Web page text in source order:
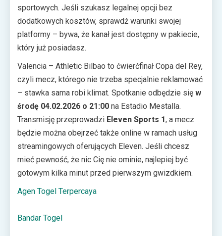
sportowych. Jeśli szukasz legalnej opcji bez
dodatkowych kosztów, sprawdź warunki swojej
platformy – bywa, że kanał jest dostępny w pakiecie,
który już posiadasz.
Valencia – Athletic Bilbao to ćwierćfinał Copa del Rey,
czyli mecz, którego nie trzeba specjalnie reklamować
– stawka sama robi klimat. Spotkanie odbędzie się w
środę 04.02.2026 o 21:00 na Estadio Mestalla.
Transmisję przeprowadzi Eleven Sports 1, a mecz
będzie można obejrzeć także online w ramach usług
streamingowych oferujących Eleven. Jeśli chcesz
mieć pewność, że nic Cię nie ominie, najlepiej być
gotowym kilka minut przed pierwszym gwizdkiem.
Agen Togel Terpercaya
Bandar Togel